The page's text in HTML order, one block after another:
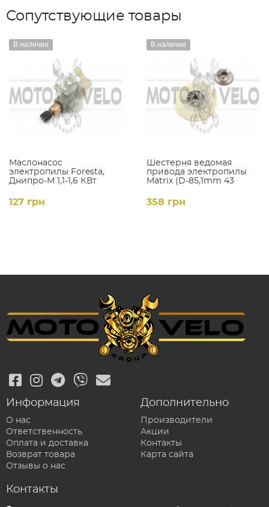
Сопутствующие товары
Маслонасос
электропилы Foresta,
Днипро-М 1,1-1,6 КВт
В наличии
127 грн
Шестерня ведомая
привода электропилы
Matrix (D-85,1mm 43
В наличии
358 грн
Информация
О нас
Ответственность
Оплата и доставка
Возврат товара
Отзывы о нас
Дополнительно
Производители
Акции
Контакты
Карта сайта
Контакты